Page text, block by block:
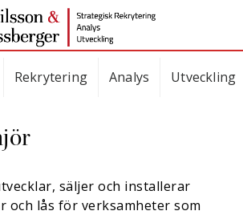
Rekrytering Analys Utveckling
säljer och installerar
och lås för verksamheter som